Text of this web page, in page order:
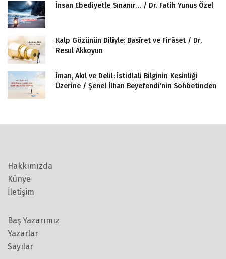
İnsan Ebediyetle Sınanır… / Dr. Fatih Yunus Özel
Kalp Gözünün Diliyle: Basîret ve Firâset / Dr.
Resul Akkoyun
İman, Akıl ve Delil: İstidlali Bilginin Kesinliği
Üzerine / Şenel İlhan Beyefendi’nin Sohbetinden
Hakkımızda
Künye
İletişim
Baş Yazarımız
Yazarlar
Sayılar